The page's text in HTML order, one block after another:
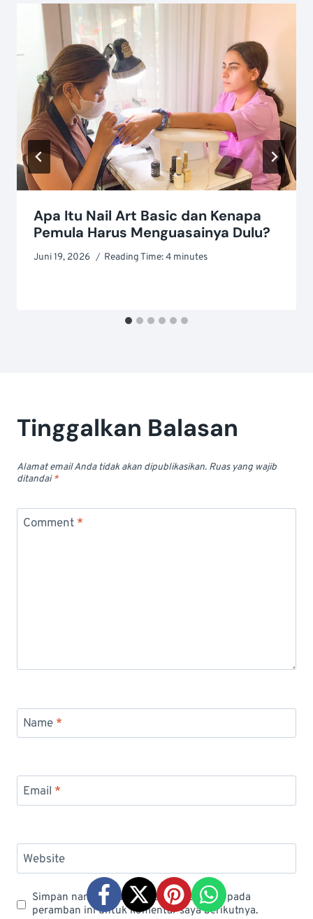
Apa Itu Nail Art Basic dan Kenapa
Pemula Harus Menguasainya Dulu?
Juni 19, 2026 Reading Time:4 minutes
Tinggalkan Balasan
Alamat email Anda tidak akan dipublikasikan. Ruas yang wajib
ditandai*
Comment *
Name *
Email *
Website
Simpan nama, email, dan situs web saya pada
peramban ini untuk komentar saya berikutnya.